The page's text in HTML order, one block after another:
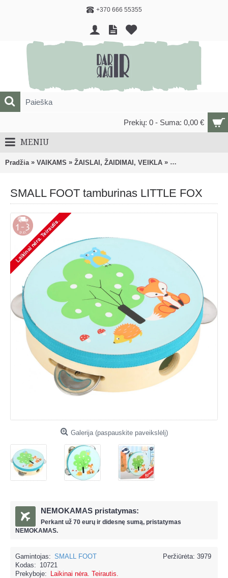
+370 666 55355
Prekių: 0 - Suma: 0,00 €
MENIU
Pradžia » VAIKAMS » ŽAISLAI, ŽAIDIMAI, VEIKLA » Muzika,
SMALL FOOT tamburinas LITTLE FOX
Galerija (paspauskite paveikslėlį)
NEMOKAMAS pristatymas:
Perkant už 70 eurų ir didesnę sumą, pristatymas
NEMOKAMAS.
Peržiūrėta: 3979
Gamintojas: SMALL FOOT
Kodas: 10721
Prekyboje:
Laikinai nėra. Teirautis.